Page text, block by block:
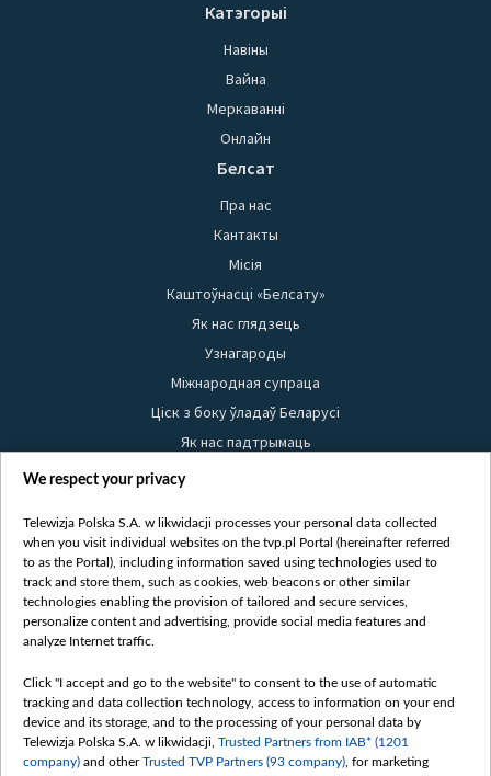
Катэгорыі
Навіны
Вайна
Меркаванні
Онлайн
Белсат
Пра нас
Кантакты
Місія
Каштоўнасці «Белсату»
Як нас глядзець
Узнагароды
Міжнародная супраца
Ціск з боку ўладаў Беларусі
Як нас падтрымаць
Правілы выкарыстання матэрыялаў
Бяспека
Youtube
Белсат news
Белсат Shorts
Жэстачайшы мульт
Belsat English
Biełsat PL
We respect your privacy
Telewizja Polska S.A. w likwidacji processes your personal data collected
when you visit individual websites on the tvp.pl Portal (hereinafter referred
to as the Portal), including information saved using technologies used to
track and store them, such as cookies, web beacons or other similar
technologies enabling the provision of tailored and secure services,
personalize content and advertising, provide social media features and
analyze Internet traffic.
Click "I accept and go to the website" to consent to the use of automatic
tracking and data collection technology, access to information on your end
device and its storage, and to the processing of your personal data by
Telewizja Polska S.A. w likwidacji, Trusted Partners from IAB* (1201
company) and otherTrusted TVP Partners (93 company) , for marketing